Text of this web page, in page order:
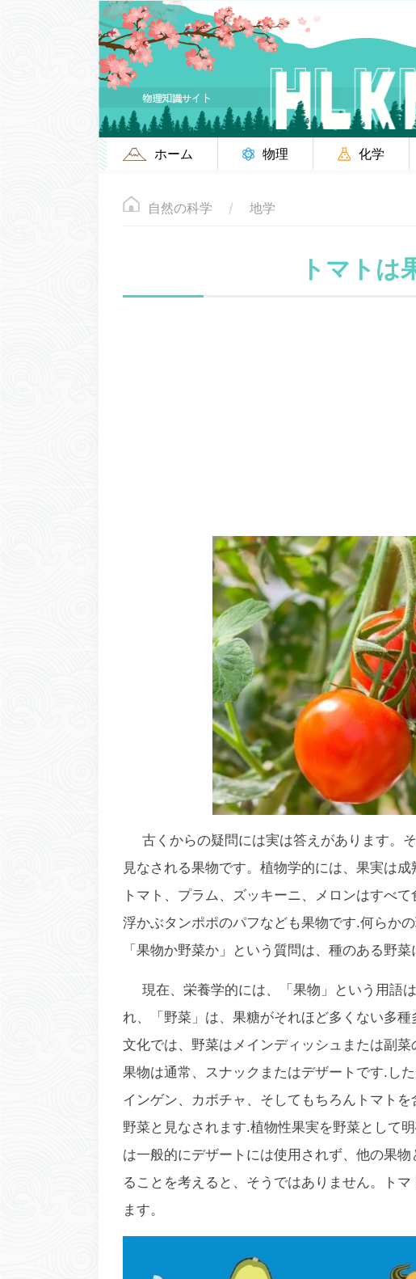
ホーム 物理 化学
自然の科学 地学
トマトは
古くからの疑問には実は答えがあります。
見なされる果物です。植物学的には、果実は
トマト、プラム、ズッキーニ、メロンはすべ
浮かぶタンポポのパフなども果物です.何らか
「果物か野菜か」という質問は、種のある野菜
現在、栄養学的には、「果物」という用語
れ、「野菜」は、果糖がそれほど多くない多
文化では、野菜はメインディッシュまたは副
果物は通常、スナックまたはデザートです.し
インゲン、カボチャ、そしてもちろんトマト
野菜と見なされます.植物性果実を野菜として
は一般的にデザートには使用されず、他の果
ることを考えると、そうではありません。ト
ます。